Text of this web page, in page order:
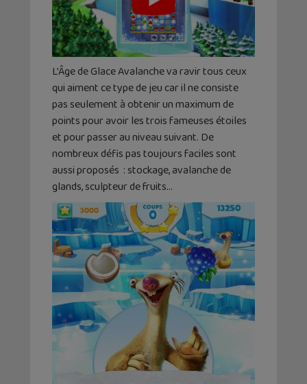
L’Âge de Glace Avalanche va ravir tous ceux
qui aiment ce type de jeu car il ne consiste
pas seulement à obtenir un maximum de
points pour avoir les trois fameuses étoiles
et pour passer au niveau suivant. De
nombreux défis pas toujours faciles sont
aussi proposés : stockage, avalanche de
glands, sculpteur de fruits…